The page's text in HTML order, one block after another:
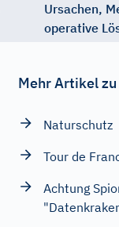
Ursachen,
operative
Mehr Artikel
Naturschutz
Tour de
Achtung